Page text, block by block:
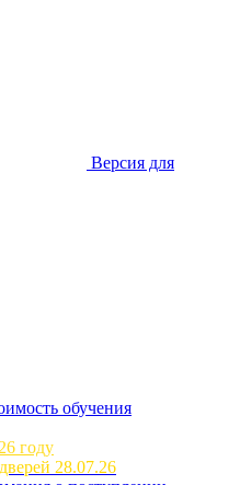
Версия для
обучения
году
28.07.26